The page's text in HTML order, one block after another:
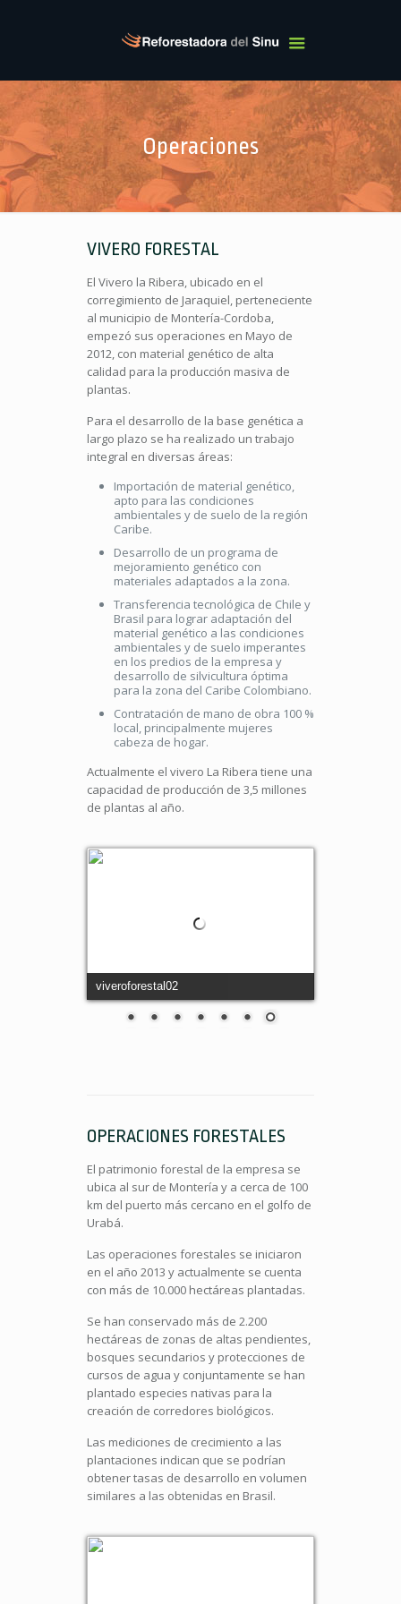
Operaciones
VIVERO FORESTAL
El Vivero la Ribera, ubicado en el
corregimiento de Jaraquiel, perteneciente
al municipio de Montería-Cordoba,
empezó sus operaciones en Mayo de
2012, con material genético de alta
calidad para la producción masiva de
plantas.
Para el desarrollo de la base genética a
largo plazo se ha realizado un trabajo
integral en diversas áreas:
Importación de material genético,
apto para las condiciones
ambientales y de suelo de la región
Caribe.
Desarrollo de un programa de
mejoramiento genético con
materiales adaptados a la zona.
Transferencia tecnológica de Chile y
Brasil para lograr adaptación del
material genético a las condiciones
ambientales y de suelo imperantes
en los predios de la empresa y
desarrollo de silvicultura óptima
para la zona del Caribe Colombiano.
Contratación de mano de obra 100 %
local, principalmente mujeres
cabeza de hogar.
Actualmente el vivero La Ribera tiene una
capacidad de producción de 3,5 millones
de plantas al año.
viveroforestal02
OPERACIONES FORESTALES
El patrimonio forestal de la empresa se
ubica al sur de Montería y a cerca de 100
km del puerto más cercano en el golfo de
Urabá.
Las operaciones forestales se iniciaron
en el año 2013 y actualmente se cuenta
con más de 10.000 hectáreas plantadas.
Se han conservado más de 2.200
hectáreas de zonas de altas pendientes,
bosques secundarios y protecciones de
cursos de agua y conjuntamente se han
plantado especies nativas para la
creación de corredores biológicos.
Las mediciones de crecimiento a las
plantaciones indican que se podrían
obtener tasas de desarrollo en volumen
similares a las obtenidas en Brasil.